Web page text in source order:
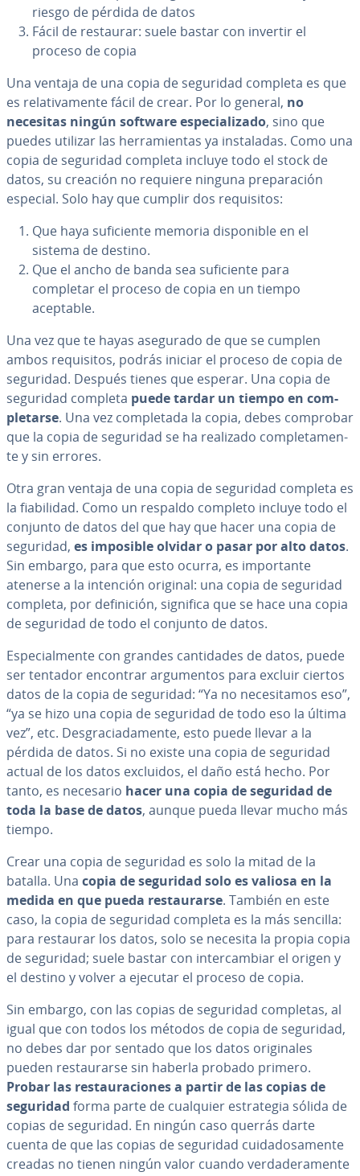
riesgo de pérdida de datos
Fácil de restaurar: suele bastar con invertir el
proceso de copia
Una ventaja de una copia de seguridad completa es que
es re­la­ti­va­me­n­te fácil de crear. Por lo general, no
necesitas ningún software es­pe­cia­li­za­do, sino que
puedes utilizar las he­rra­mie­n­tas ya in­s­ta­la­das. Como una
copia de seguridad completa incluye todo el stock de
datos, su creación no requiere ninguna pre­pa­ra­ción
especial. Solo hay que cumplir dos re­qui­si­tos:
Que haya su­fi­cie­n­te memoria di­s­po­ni­ble en el
sistema de destino.
Que el ancho de banda sea su­fi­cie­n­te para
completar el proceso de copia en un tiempo
aceptable.
Una vez que te hayas asegurado de que se cumplen
ambos re­qui­si­tos, podrás iniciar el proceso de copia de
seguridad. Después tienes que esperar. Una copia de
seguridad completa puede tardar un tiempo en co­m­
ple­tar­se. Una vez co­m­ple­ta­da la copia, debes comprobar
que la copia de seguridad se ha realizado co­m­ple­ta­me­n­
te y sin errores.
Otra gran ventaja de una copia de seguridad completa es
la fia­bi­li­dad. Como un respaldo completo incluye todo el
conjunto de datos del que hay que hacer una copia de
seguridad, es imposible olvidar o pasar por alto datos.
Sin embargo, para que esto ocurra, es im­po­r­ta­n­te
atenerse a la intención original: una copia de seguridad
completa, por de­fi­ni­ción, significa que se hace una copia
de seguridad de todo el conjunto de datos.
Es­pe­cia­l­me­n­te con grandes ca­n­ti­da­des de datos, puede
ser tentador encontrar ar­gu­me­n­tos para excluir ciertos
datos de la copia de seguridad: “Ya no ne­ce­si­ta­mos eso”,
“ya se hizo una copia de seguridad de todo eso la última
vez”, etc. De­s­gra­cia­da­me­n­te, esto puede llevar a la
pérdida de datos. Si no existe una copia de seguridad
actual de los datos excluidos, el daño está hecho. Por
tanto, es necesario hacer una copia de seguridad de
toda la base de datos, aunque pueda llevar mucho más
tiempo.
Crear una copia de seguridad es solo la mitad de la
batalla. Una copia de seguridad solo es valiosa en la
medida en que pueda re­s­tau­rar­se. También en este
caso, la copia de seguridad completa es la más sencilla:
para restaurar los datos, solo se necesita la propia copia
de seguridad; suele bastar con in­te­r­ca­m­biar el origen y
el destino y volver a ejecutar el proceso de copia.
Sin embargo, con las copias de seguridad completas, al
igual que con todos los métodos de copia de seguridad,
no debes dar por sentado que los datos ori­gi­na­les
pueden re­s­tau­rar­se sin haberla probado primero.
Probar las re­s­tau­ra­cio­nes a partir de las copias de
seguridad forma parte de cualquier es­tra­te­gia sólida de
copias de seguridad. En ningún caso querrás darte
cuenta de que las copias de seguridad cui­da­do­sa­me­n­te
creadas no tienen ningún valor cuando ve­r­da­de­ra­me­n­te